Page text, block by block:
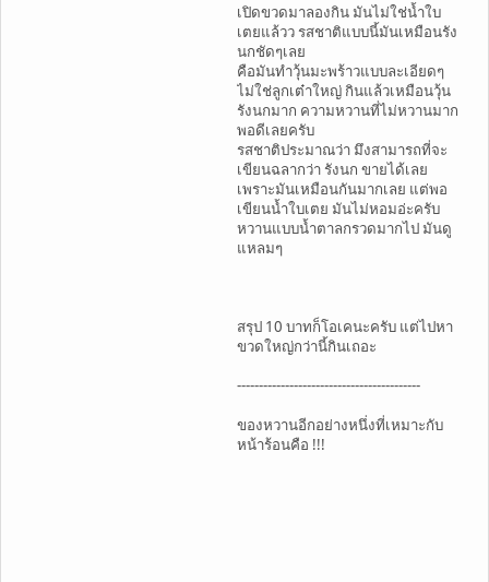
เปิดขวดมาลองกิน มันไม่ใช่น้ำใบ
เตยแล้วว รสชาติแบบนี้มันเหมือนรัง
นกชัดๆเลย
คือมันทำวุ้นมะพร้าวแบบละเอียดๆ
ไม่ใช่ลูกเต๋าใหญ่ กินแล้วเหมือนวุ้น
รังนกมาก ความหวานที่ไม่หวานมาก
พอดีเลยครับ
รสชาติประมาณว่า มึงสามารถที่จะ
เขียนฉลากว่า รังนก ขายได้เลย
เพราะมันเหมือนกันมากเลย แต่พอ
เขียนน้ำใบเตย มันไม่หอมอ่ะครับ
หวานแบบน้ำตาลกรวดมากไป มันดู
แหลมๆ
สรุป 10 บาทก็โอเคนะครับ แต่ไปหา
ขวดใหญ่กว่านี้กินเถอะ
------------------------------------------
ของหวานอีกอย่างหนึ่งที่เหมาะกับ
หน้าร้อนคือ !!!